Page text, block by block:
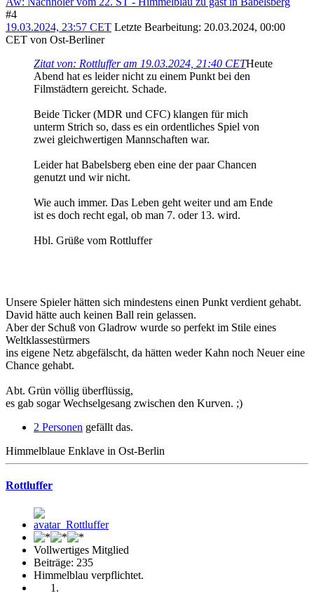
#4
19.03.2024, 23:57 CET Letzte Bearbeitung: 20.03.2024, 00:00
CET von Ost-Berliner
Zitat von: Rottluffer am 19.03.2024, 21:40 CETHeute
Abend hat es leider nicht zu einem Punkt bei den
Filmstädtern gereicht. Schade.
Beide Ticker (MDR und CFC) klangen für mich
unterm Strich so, dass es ein ordentliches Spiel von
zwei gleichwertigen Mannschaften war.
Leider hat Babelsberg eben eine der paar Chancen
genutzt und wir nicht.
Wie auch immer. Das Leben geht weiter und am Ende
ist es doch recht egal, ob man 7. oder 13. wird.
Hbl. Grüße vom Rottluffer
Unsere Spieler hätten sich mindestens einen Punkt verdient gehabt.
David hätte auch keinen Ball rein gelassen.
Aber der Schuß von Gladrow wurde so perfekt im Stile eines
Weltklassestürmers
ins eigene Netz abgefälscht, da hätten weder Kahn noch Neuer eine
Chance gehabt.
Abt. Grün völlig überflüssig,
es gab sogar Wechselgesang zwischen den Kurven. ;)
2 Personen gefällt das.
Himmelblaue Enklave in Ost-Berlin
Rottluffer
Vollwertiges Mitglied
Beiträge: 235
Himmelblau verpflichtet.